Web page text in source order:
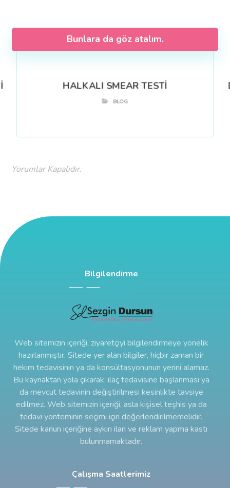
Bunlara da göz atalım.
HALKALI SMEAR TESTİ
BLOG
Yorumlar Kapalıdır.
Bilgilendirme
Web sitemizin içeriği, ziyaretçiyi bilgilendirmeye yönelik
hazırlanmıştır. Sitede yer alan bilgiler, hiçbir zaman bir
hekim tedavisinin ya da konsültasyonunun yerini alamaz.
Bu kaynaktan yola çıkarak, ilaç tedavisine başlanması ya
da mevcut tedavinin değiştirilmesi kesinlikte tavsiye
edilmez. Web sitemizin içeriği, asla kişisel teşhis ya da
tedavi yönteminin seçimi için değerlendirilmemelidir.
Sitede kanun içeriğine aykırı ilan ve reklam yapma kastı
bulunmamaktadır.
Çalışma Saatlerimiz